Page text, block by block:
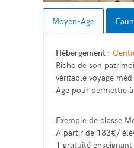
Moyen-Age
Hébergement :
Riche de son
véritable voyage
Age pour permettre
Exemple de classe
A partir de 183€/
1 gratuité